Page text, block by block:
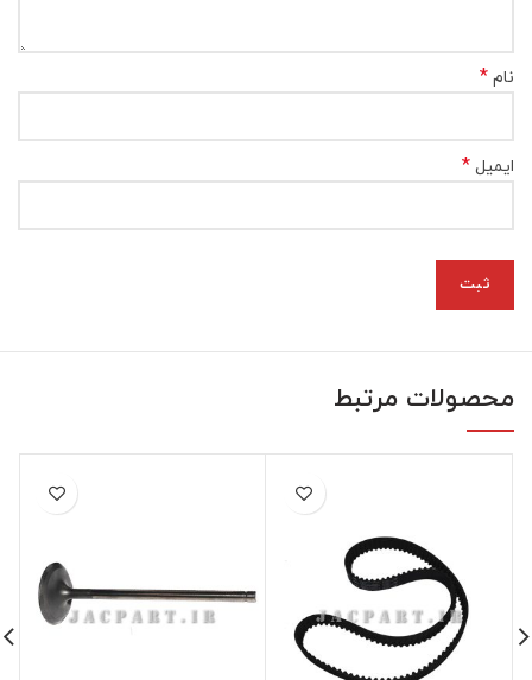
نام *
ایمیل *
محصولات مرتبط